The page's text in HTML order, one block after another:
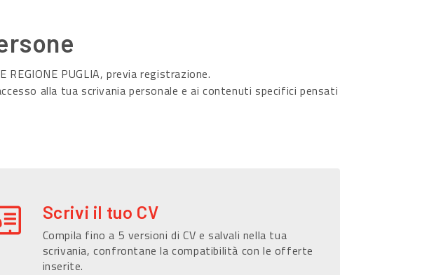
PUGLIA, previa registrazione.
alla tua scrivania personale e ai contenuti specifici pensati
Scrivi il tuo CV
Compila fino a 5 versioni di CV e salvali nella tua
scrivania, confrontane la compatibilità con le offerte
inserite.